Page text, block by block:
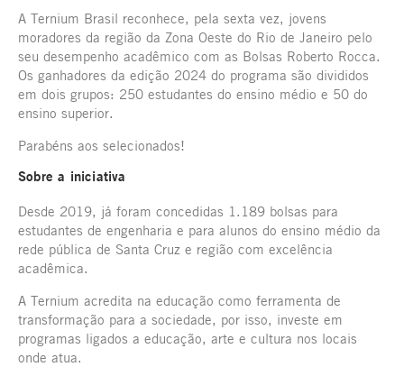
A Ternium Brasil reconhece, pela sexta vez, jovens
moradores da região da Zona Oeste do Rio de Janeiro pelo
seu desempenho acadêmico com as Bolsas Roberto Rocca.
Os ganhadores da edição 2024 do programa são divididos
em dois grupos: 250 estudantes do ensino médio e 50 do
ensino superior.
Parabéns aos selecionados!
Sobre a iniciativa
Desde 2019, já foram concedidas 1.189 bolsas para
estudantes de engenharia e para alunos do ensino médio da
rede pública de Santa Cruz e região com excelência
acadêmica.
A Ternium acredita na educação como ferramenta de
transformação para a sociedade, por isso, investe em
programas ligados a educação, arte e cultura nos locais
onde atua.